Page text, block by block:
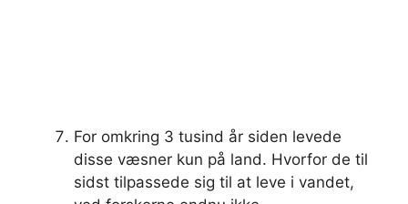
For omkring 3 tusind år siden levede
disse væsner kun på land. Hvorfor de til
sidst tilpassede sig til at leve i vandet,